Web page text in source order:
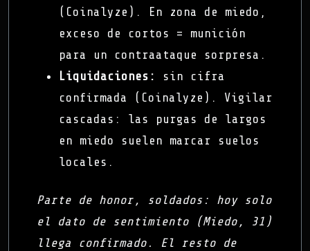
(Coinalyze). En zona de miedo,
exceso de cortos = munición
para un contraataque sorpresa.
Liquidaciones:
sin cifra
confirmada (Coinalyze). Vigilar
cascadas: las purgas de largos
en miedo suelen marcar suelos
locales.
Parte de honor, soldados: hoy solo
el dato de sentimiento (Miedo, 31)
llega confirmado. El resto de